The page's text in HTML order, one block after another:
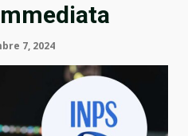
7, 2024